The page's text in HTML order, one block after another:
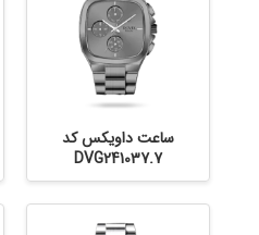
ساعت داویکس کد
DVG241037.7